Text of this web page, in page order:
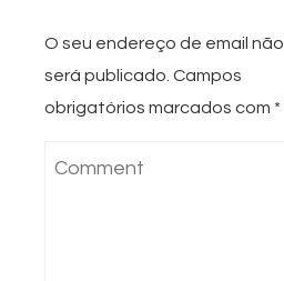
O seu endereço de email não
será publicado. Campos
obrigatórios marcados com *